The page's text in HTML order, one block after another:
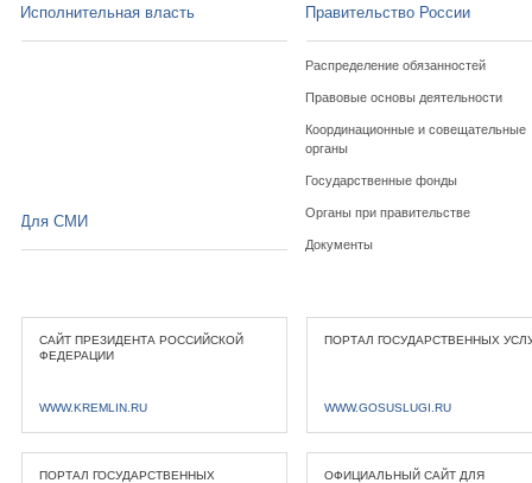
Исполнительная власть Правительство России
Распределение обязанностей
Правовые основы деятельности
Координационные и совещательные
органы
Государственные фонды
Органы при правительстве
Документы
Для СМИ
САЙТ ПРЕЗИДЕНТА РОССИЙСКОЙ
ФЕДЕРАЦИИ
WWW.KREMLIN.RU
ПОРТАЛ ГОСУДАРСТВЕННЫХ
WWW.GOSUSLUGI.RU
ПОРТАЛ ГОСУДАРСТВЕННЫХ
ОФИЦИАЛЬНЫЙ САЙТ ДЛЯ